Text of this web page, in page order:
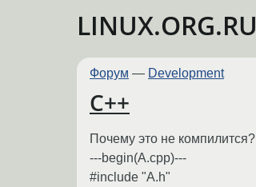
LINUX.ORG.RU
Форум — Development
C++
Почему это не компилится?
---begin(A.cpp)---
#include "A.h"